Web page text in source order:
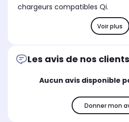
chargeurs compatibles Qi.
Voir plus
Les avis de nos clients
Aucun avis disponible
Donner mon